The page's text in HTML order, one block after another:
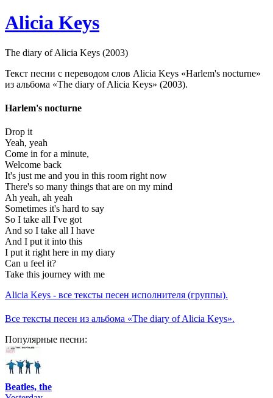
Alicia Keys
The diary of Alicia Keys (2003)
Текст песни с переводом слов Alicia Keys «Harlem's nocturne»
из альбома «The diary of Alicia Keys» (2003).
Harlem's nocturne
Drop it
Yeah, yeah
Come in for a minute,
Welcome back
It's just me and you in this room right now
There's so many things that are on my mind
Ah yeah, ah yeah
Sometimes it's hard to say
So I take all I've got
And so I take all I have
And I put it into this
I put it right here in my diary
Can u feel it?
Take this journey with me
Alicia Keys - все тексты песен исполнителя (группы).
Все тексты песен из альбома «The diary of Alicia Keys».
Популярные песни:
Beatles, the